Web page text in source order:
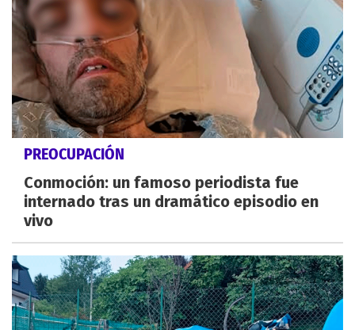
PREOCUPACIÓN
Conmoción: un famoso periodista fue
internado tras un dramático episodio en
vivo